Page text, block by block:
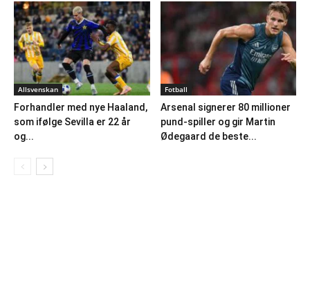
Allsvenskan
Forhandler med nye Haaland,
som ifølge Sevilla er 22 år
og...
Fotball
Arsenal signerer 80 millioner
pund-spiller og gir Martin
Ødegaard de beste...